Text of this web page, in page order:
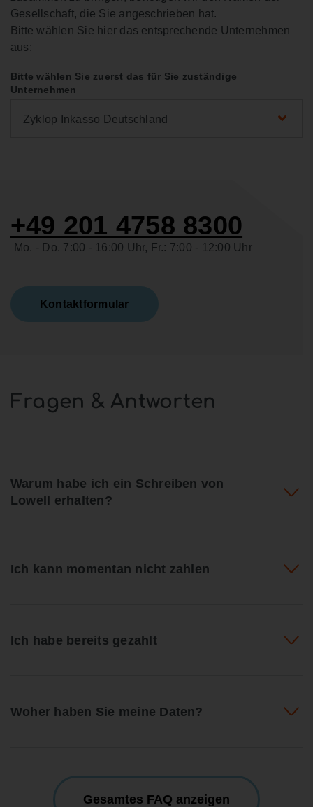
Gesellschaft, die Sie angeschrieben hat.
Bitte wählen Sie hier das entsprechende Unternehmen
aus:
Bitte wählen Sie zuerst das für Sie zuständige
Unternehmen
Zyklop Inkasso Deutschland
+49 201 4758 8300
Mo. - Do. 7:00 - 16:00 Uhr, Fr.: 7:00 - 12:00 Uhr
Kontaktformular
Fragen & Antworten
Warum habe ich ein Schreiben von
Lowell erhalten?
Ich kann momentan nicht zahlen
Ich habe bereits gezahlt
Woher haben Sie meine Daten?
Gesamtes FAQ anzeigen